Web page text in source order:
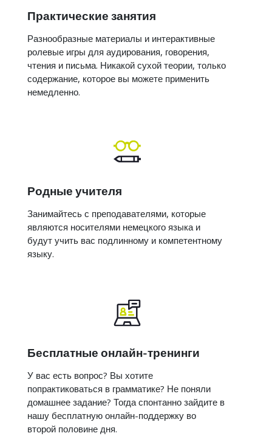
Практические занятия
Разнообразные материалы и интерактивные
ролевые игры для аудирования, говорения,
чтения и письма. Никакой сухой теории, только
содержание, которое вы можете применить
немедленно.
Родные учителя
Занимайтесь с преподавателями, которые
являются носителями немецкого языка и
будут учить вас подлинному и компетентному
языку.
Бесплатные онлайн-тренинги
У вас есть вопрос? Вы хотите
попрактиковаться в грамматике? Не поняли
домашнее задание? Тогда спонтанно зайдите в
нашу бесплатную онлайн-поддержку во
второй половине дня.